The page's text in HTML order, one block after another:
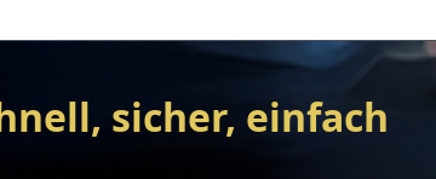
sicher, einfach